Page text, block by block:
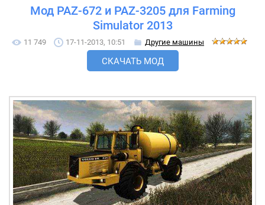
Мод PAZ-672 и PAZ-3205 для Farming
Simulator 2013
11 749 17-11-2013, 10:51 Другие машины
СКАЧАТЬ МОД